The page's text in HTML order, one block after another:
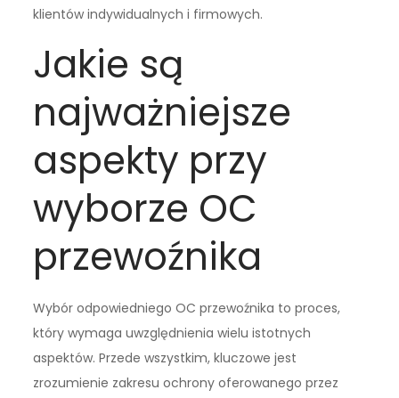
klientów indywidualnych i firmowych.
Jakie są
najważniejsze
aspekty przy
wyborze OC
przewoźnika
Wybór odpowiedniego OC przewoźnika to proces,
który wymaga uwzględnienia wielu istotnych
aspektów. Przede wszystkim, kluczowe jest
zrozumienie zakresu ochrony oferowanego przez